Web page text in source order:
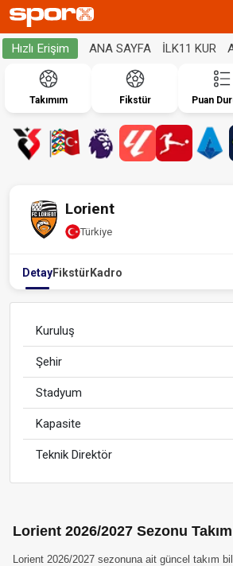
Hızlı Erişim ANA SAYFA İLK11 KUR
Takımım Fikstür Puan
Lorient
Türkiye
DetayFikstür Kadro
Kuruluş
Şehir
Stadyum
Kapasite
Teknik Direktör
Lorient 2026/2027 Sezonu
Lorient 2026/2027 sezonuna ait güncel takım